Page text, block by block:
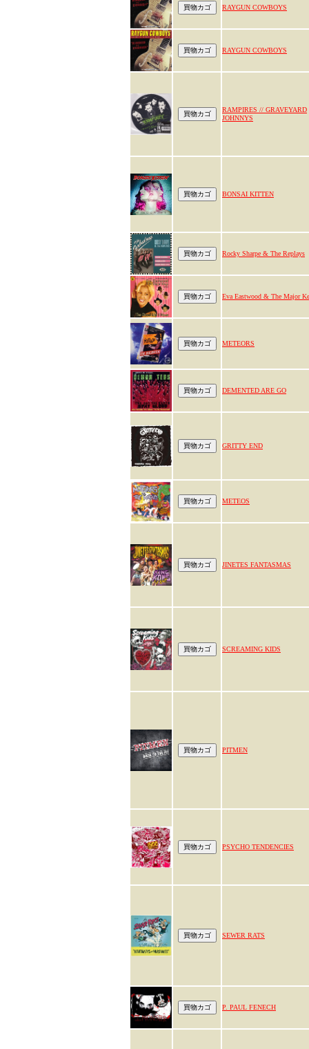
RAYGUN COWBOYS
RAYGUN COWBOYS
RAMPIRES // GRAVEYARD
JOHNNYS
BONSAI KITTEN
Rocky Sharpe & The Replays
Eva Eastwood & The Major
METEORS
DEMENTED ARE GO
GRITTY END
METEOS
JINETES FANTASMAS
SCREAMING KIDS
PITMEN
PSYCHO TENDENCIES
SEWER RATS
P. PAUL FENECH